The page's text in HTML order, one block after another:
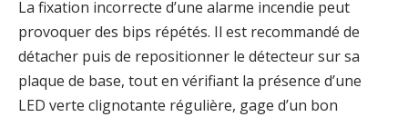
La fixation incorrecte d’une alarme incendie peut
provoquer des bips répétés. Il est recommandé de
détacher puis de repositionner le détecteur sur sa
plaque de base, tout en vérifiant la présence d’une
LED verte clignotante régulière, gage d’un bon